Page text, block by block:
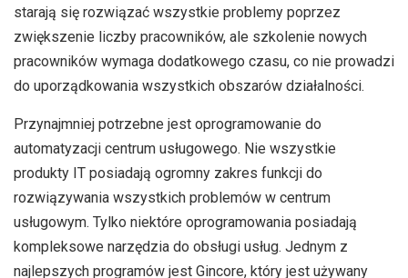
starają się rozwiązać wszystkie problemy poprzez
zwiększenie liczby pracowników, ale szkolenie nowych
pracowników wymaga dodatkowego czasu, co nie prowadzi
do uporządkowania wszystkich obszarów działalności.
Przynajmniej potrzebne jest oprogramowanie do
automatyzacji centrum usługowego. Nie wszystkie
produkty IT posiadają ogromny zakres funkcji do
rozwiązywania wszystkich problemów w centrum
usługowym. Tylko niektóre oprogramowania posiadają
kompleksowe narzędzia do obsługi usług. Jednym z
najlepszych programów jest Gincore, który jest używany